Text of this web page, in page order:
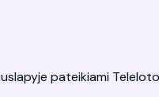
pateikiami